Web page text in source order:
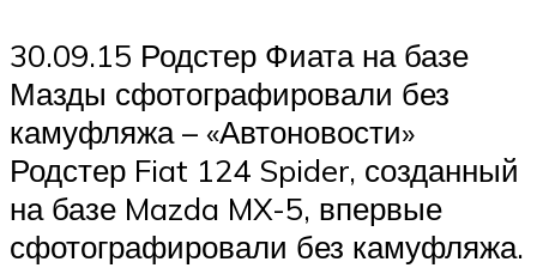
30.09.15 Родстер Фиата на базе
Мазды сфотографировали без
камуфляжа – «Автоновости»
Родстер Fiat 124 Spider, созданный
на базе Mazda MX-5, впервые
сфотографировали без камуфляжа.